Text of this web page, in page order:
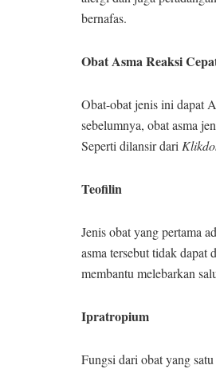
bernafas.
Obat Asma Reaksi
Obat-obat jenis ini dapat
sebelumnya, obat asma
Seperti dilansir dari
Teofilin
Jenis obat yang pertama
asma tersebut tidak
membantu melebarkan
Ipratropium
Fungsi dari obat yang